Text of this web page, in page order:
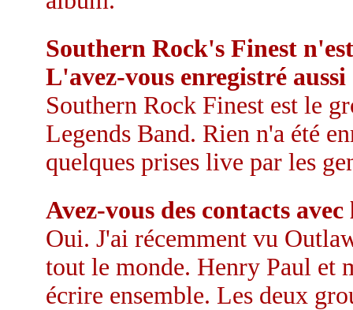
Southern Rock's Finest
L'avez-vous enregistré aussi
Southern Rock Finest est le
Legends Band. Rien n'a été
quelques prises live par les
Avez-vous des contacts
Oui. J'ai récemment vu
tout le monde. Henry Paul et
écrire ensemble. Les deux